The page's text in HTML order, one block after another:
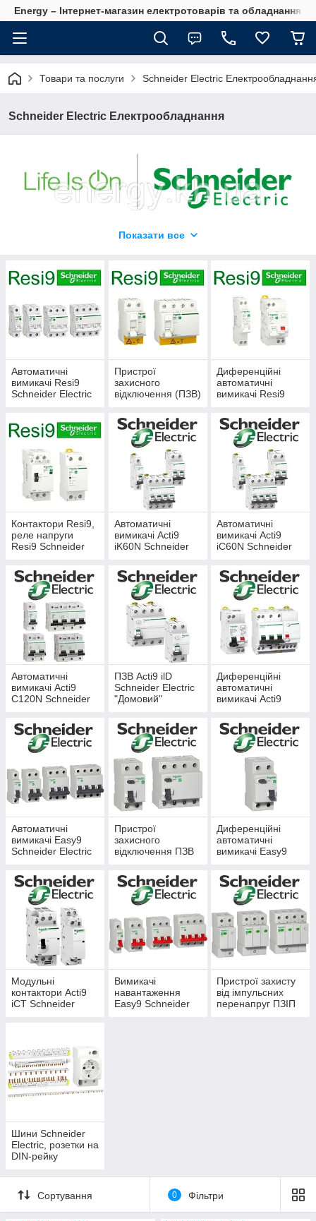
Energy – Інтернет-магазин електротоварів та обладнання
Товари та послуги Schneider Electric
Schneider Electric Електрообладнання
провідного світового виробника модульного
Компанія Schneider Electric займається виробництвом
необхідного електроустановчого обладнання: автоматичні
вимикачі, диференційні автомати, ПЗВ, розподільчі щити,
вимикачі навантаження, розетки та вимикачі, датчики руху,
диммери, терморегулятори.
Показати все
Автоматичні
вимикачі Resi9
Schneider Electric
Пристрої
захисного
відключення (ПЗВ)
Electric
Диференційні
автоматичні
вимикачі Resi9
Контактори Resi9,
реле напруги
Resi9 Schneider
Автоматичні
вимикачі Acti9
iK60N Schneider
Автоматичні
вимикачі Acti9
iC60N Schneider
Автоматичні
вимикачі Acti9
C120N Schneider
ПЗВ Acti9 ilD
Schneider Electric
"Домовий"
Диференційні
автоматичні
вимикачі Acti9
Автоматичні
вимикачі Easy9
Schneider Electric
Пристрої
захисного
відключення ПЗВ
Electric
Диференційні
автоматичні
вимикачі Easy9
Модульні
контактори Acti9
iCT Schneider
Вимикачі
навантаження
Easy9 Schneider
Пристрої захисту
від імпульсних
перенапруг ПЗІП
Шини Schneider
Electric, розетки на
DIN-рейку
Сортування 0 Фільтри